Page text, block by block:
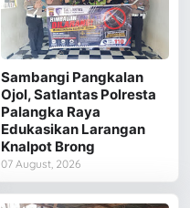
Sambangi Pangkalan
Ojol, Satlantas Polresta
Palangka Raya
Edukasikan Larangan
Knalpot Brong
07 August, 2026